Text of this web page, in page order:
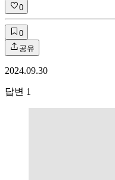
0
0
공유
2024.09.30
답변 1